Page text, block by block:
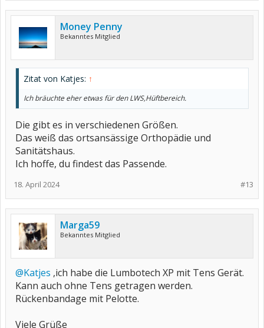
Money Penny
Bekanntes Mitglied
Zitat von Katjes: ↑
Ich bräuchte eher etwas für den LWS,Hüftbereich.
Die gibt es in verschiedenen Größen.
Das weiß das ortsansässige Orthopädie und
Sanitätshaus.
Ich hoffe, du findest das Passende.
#13
18. April 2024
Marga59
Bekanntes Mitglied
@Katjes ,ich habe die Lumbotech XP mit Tens Gerät.
Kann auch ohne Tens getragen werden.
Rückenbandage mit Pelotte.
Viele Grüße